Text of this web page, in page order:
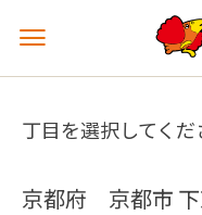
メ
ュ
を
丁目を選択してくだ
京都府 京都市